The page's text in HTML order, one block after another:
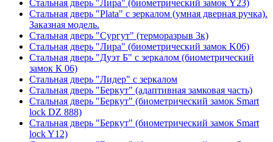
Стальная дверь "Лира" (биометрический замок Y23)
Стальная дверь "Plata" с зеркалом (умная дверная ручка).
Заказная модель.
Стальная дверь "Сургут" (терморазрыв 3к)
Стальная дверь "Лира" (биометрический замок K06)
Стальная дверь "Дуэт Б" с зеркалом (биометрический
замок К 06)
Стальная дверь "Лидер" с зеркалом
Стальная дверь "Беркут" (адаптивная замковая часть)
Стальная дверь "Беркут" (биометрический замок Smart
lock DZ 888)
Стальная дверь "Беркут" (биометрический замок Smart
lock Y12)